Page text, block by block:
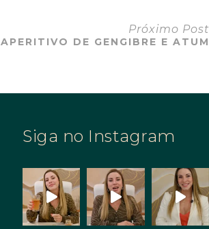
Próximo Post
APERITIVO DE GENGIBRE E ATUM
Siga no Instagram